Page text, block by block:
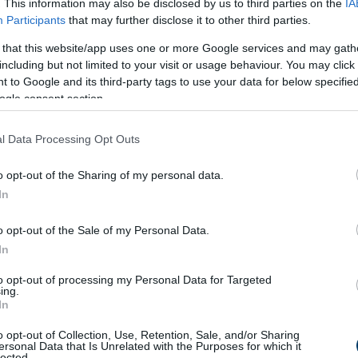
This information may also be disclosed by us to third parties on the
Participants that may further disclose it to other third parties.
that this website/app uses one or more Google services and may
but not limited to your visit or usage behaviour. You may
to Google and its third-party tags to use your data for below
consent section.
Data Processing Opt Outs
opt-out of the Sharing of my personal data.
opt-out of the Sale of my Personal Data.
opt-out of processing my Personal Data for Targeted
opt-out of Collection, Use, Retention, Sale, and/or Sharing
Data that Is Unrelated with the Purposes for which it
munkája következik. A tervezők a legújabbdivatirányzatokat
meg a darabokat. Az ötvösök pedig a lemezekből és
forrasztják, polírozzák, míg végül megszületik a
hivatalosan is igazolja az arany tisztaságát. A különböző
is szigorú szabályok érvényesek.
arany ára
ára történelmi csúcsokat dönt
az ékszerek értékét határozzák meg, de
trükkök, mint a részben aranyozott, de belül más fémből
alig tartalmazó ötvözetek
és a hamis arany között, és segíthet a vásárlóknak vagy
és befektetési arany